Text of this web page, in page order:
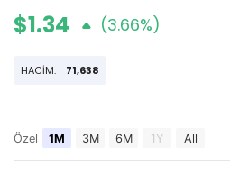
$1.34 (3.66%)
HACİM: 71,638
Özel 1M 3M 6M 1Y All